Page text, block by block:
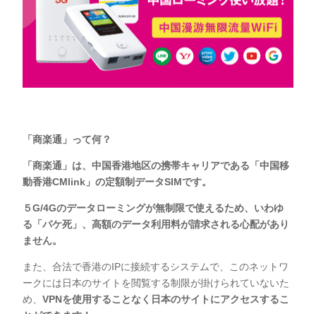
「商楽通」って何？
「商楽通」は、中国香港地区の携帯キャリアである「中国移
動香港CMlink」の定額制データSIMです。
５G/4Gのデータローミングが無制限で使えるため、いわゆ
る「パケ死」、高額のデータ利用料が請求される心配があり
ません。
また、合法で香港のIPに接続するシステムで、このネットワ
ークには日本のサイトを閲覧する制限が掛けられていないた
め、VPNを使用することなく日本のサイトにアクセスするこ